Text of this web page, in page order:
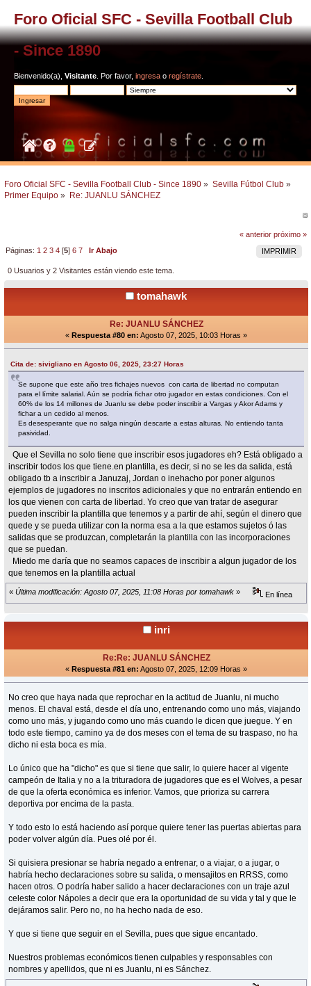
Foro Oficial SFC - Sevilla Football Club
- Since 1890
Bienvenido(a), Visitante . Por favor, ingresa o regístrate
Foro Oficial SFC - Sevilla Football Club - Since 1890 » Sevilla Fútbol Club »
Primer Equipo » Re: JUANLU SÁNCHEZ
« anterior próximo »
IMPRIMIR
Páginas: 1 2 3 4 [5]6 7 Ir Abajo
0 Usuarios y 2 Visitantes están viendo este tema.
tomahawk
Re: JUANLU SÁNCHEZ
« Respuesta #80 en: Agosto 07, 2025, 10:03 Horas »
Cita de: sivigliano en Agosto 06, 2025, 23:27 Horas
Se supone que este año tres fichajes nuevos con carta de libertad no computan
para el límite salarial. Aún se podría fichar otro jugador en estas condiciones. Con el
60% de los 14 millones de Juanlu se debe poder inscribir a Vargas y Akor Adams y
fichar a un cedido al menos.
Es desesperante que no salga ningún descarte a estas alturas. No entiendo tanta
pasividad.
Que el Sevilla no solo tiene que inscribir esos jugadores eh? Está obligado a
inscribir todos los que tiene.en plantilla, es decir, si no se les da salida, está
obligado tb a inscribir a Januzaj, Jordan o inehacho por poner algunos
ejemplos de jugadores no inscritos adicionales y que no entrarán entiendo en
los que vienen con carta de libertad. Yo creo que van tratar de asegurar
pueden inscribir la plantilla que tenemos y a partir de ahí, según el dinero que
quede y se pueda utilizar con la norma esa a la que estamos sujetos ó las
salidas que se produzcan, completarán la plantilla con las incorporaciones
que se puedan.
Miedo me daría que no seamos capaces de inscribir a algun jugador de los
que tenemos en la plantilla actual
« Última modificación: Agosto 07, 2025, 11:08 Horas por tomahawk » En línea
inri
Re:Re: JUANLU SÁNCHEZ
« Respuesta #81 en: Agosto 07, 2025, 12:09 Horas »
No creo que haya nada que reprochar en la actitud de Juanlu, ni mucho
menos. El chaval está, desde el día uno, entrenando como uno más, viajando
como uno más, y jugando como uno más cuando le dicen que juegue. Y en
todo este tiempo, camino ya de dos meses con el tema de su traspaso, no ha
dicho ni esta boca es mía.
Lo único que ha "dicho" es que si tiene que salir, lo quiere hacer al vigente
campeón de Italia y no a la trituradora de jugadores que es el Wolves, a pesar
de que la oferta económica es inferior. Vamos, que prioriza su carrera
deportiva por encima de la pasta.
Y todo esto lo está haciendo así porque quiere tener las puertas abiertas para
poder volver algún día. Pues olé por él.
Si quisiera presionar se habría negado a entrenar, o a viajar, o a jugar, o
habría hecho declaraciones sobre su salida, o mensajitos en RRSS, como
hacen otros. O podría haber salido a hacer declaraciones con un traje azul
celeste color Nápoles a decir que era la oportunidad de su vida y tal y que le
dejáramos salir. Pero no, no ha hecho nada de eso.
Y que si tiene que seguir en el Sevilla, pues que sigue encantado.
Nuestros problemas económicos tienen culpables y responsables con
nombres y apellidos, que ni es Juanlu, ni es Sánchez.